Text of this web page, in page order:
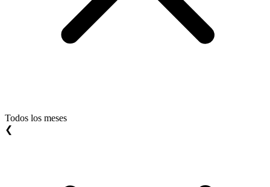
Todos los meses
❮